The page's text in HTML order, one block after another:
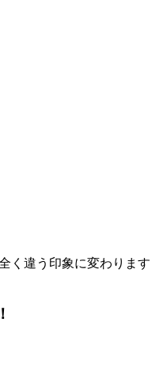
く違う印象に変わります